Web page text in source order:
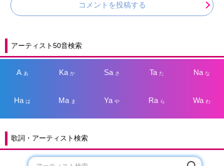
コメントを投稿する
アーティスト50音検索
A あ Kaか Sa さ Taた Na な
Haは Ma ま Yaや Ra ら Wa わ
歌詞・アーティスト検索